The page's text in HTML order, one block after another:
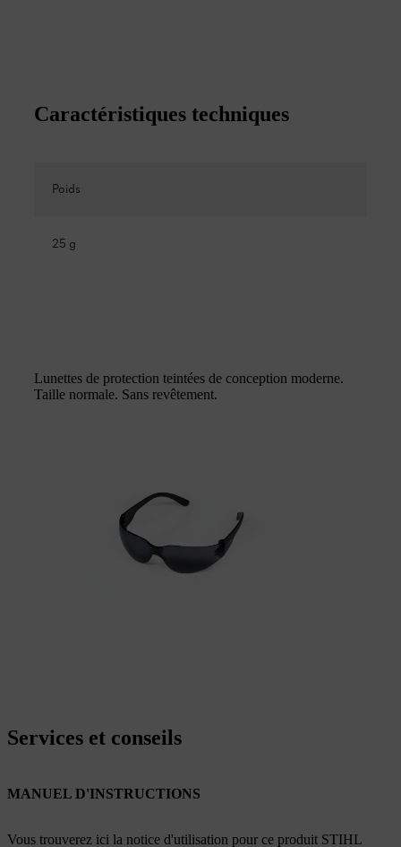
Caractéristiques techniques
Poids
25 g
Lunettes de protection teintées de conception moderne.
Taille normale. Sans revêtement.
Services et conseils
MANUEL D'INSTRUCTIONS
Vous trouverez ici la notice d'utilisation pour ce produit STIHL